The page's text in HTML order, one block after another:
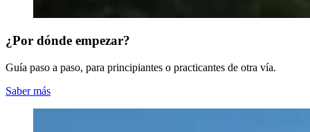
¿Por dónde empezar?
Guía paso a paso, para principiantes o practicantes de otra vía.
Saber más